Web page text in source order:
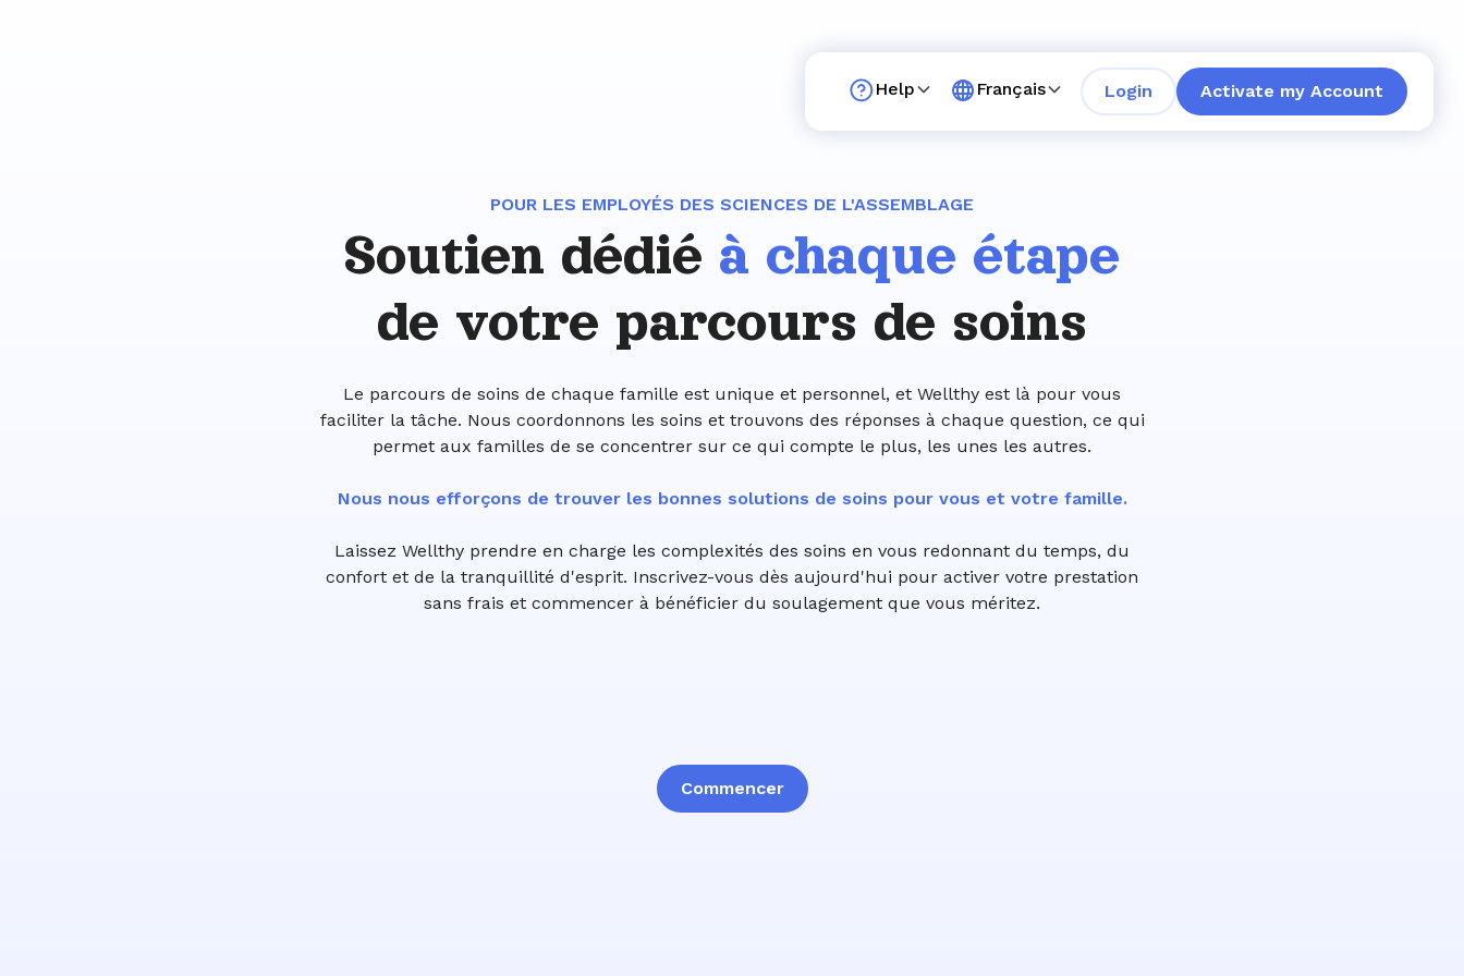
Help Français Login Activate my Account
POUR LES EMPLOYÉS DES SCIENCES DE L'ASSEMBLAGE
Soutien dédié à chaque étape
de votre parcours de soins
Le parcours de soins de chaque famille est unique et personnel, et Wellthy est là pour vous
faciliter la tâche. Nous coordonnons les soins et trouvons des réponses à chaque question, ce qui
permet aux familles de se concentrer sur ce qui compte le plus, les unes les autres.
Nous nous efforçons de trouver les bonnes solutions de soins pour vous et votre famille.
Laissez Wellthy prendre en charge les complexités des soins en vous redonnant du temps, du
confort et de la tranquillité d'esprit. Inscrivez-vous dès aujourd'hui pour activer votre prestation
sans frais et commencer à bénéficier du soulagement que vous méritez.
Commencer